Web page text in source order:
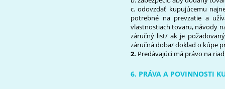
c. odovzdať kupujúcemu
potrebné na prevzatie a
vlastnostiach tovaru, návody
záručný list/ ak je
záručná doba/ doklad o kúpe
2. Predávajúci má právo na
6. PRÁVA A POVINNOSTI